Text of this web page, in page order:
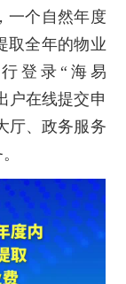
一个自然年度
取全年的物业
登录“海易
户在线提交申
厅、政务服务